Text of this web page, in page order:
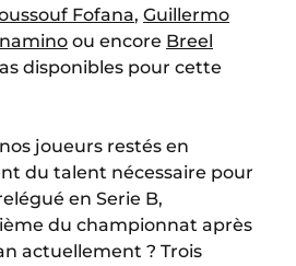
Fofana, Guillermo
ou encore Breel
disponibles pour cette
joueurs restés en
du talent nécessaire pour
en Serie B,
du championnat après
actuellement ? Trois